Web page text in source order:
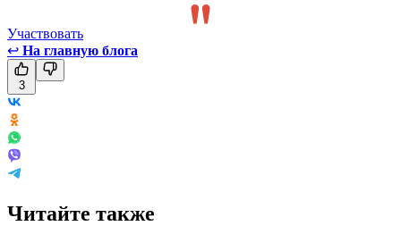
Участвовать
↩ На главную блога
3
Читайте также